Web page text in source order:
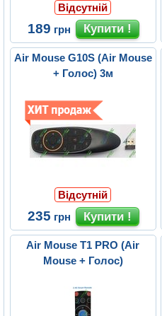
Відсутній
189 грн
Air Mouse G10S (Air Mouse
+ Голос) 3м
Відсутній
235 грн
Air Mouse T1 PRO (Air
Mouse + Голос)